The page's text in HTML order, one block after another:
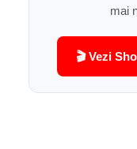
mai
🎬 Vezi